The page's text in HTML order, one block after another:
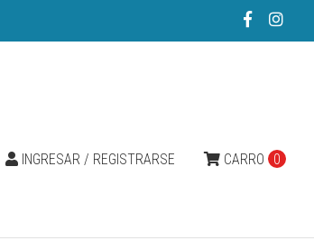
CARRO 0
INGRESAR / REGISTRARSE